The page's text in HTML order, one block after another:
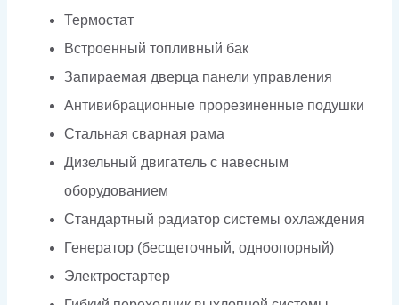
Термостат
Встроенный топливный бак
Запираемая дверца панели управления
Антивибрационные прорезиненные подушки
Стальная сварная рама
Дизельный двигатель с навесным
оборудованием
Стандартный радиатор системы охлаждения
Генератор (бесщеточный, одноопорный)
Электростартер